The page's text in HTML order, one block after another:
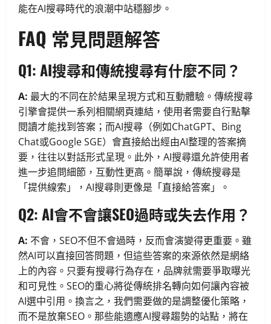
能在AI搜尋時代的浪潮中站穩腳步。
FAQ 常見問題解答
Q1: AI搜尋和傳統搜尋有什麼不同？
A: 最大的不同在於結果呈現方式和互動體驗。傳統搜尋
引擎會提供一系列相關網頁連結，使用者需要自行點擊
閱讀才能找到答案；而AI搜尋（例如ChatGPT、Bing
Chat或Google SGE）會直接給出經由AI整理的答案摘
要，往往以對話形式呈現。此外，AI搜尋還允許使用者
進一步追問細節，互動性更高。簡單說，傳統搜尋是
「提供線索」，AI搜尋則更像是「直接給答案」。
Q2: AI會不會讓SEO過時或失去作用？
A: 不會，SEO不但不會過時，反而會演變得更重要。雖
然AI可以直接回答問題，但這些答案的來源依然是網絡
上的內容。只要有搜尋行為存在，品牌就需要爭取曝光
和可見性。SEO的重心將從傳統排名轉向如何讓內容被
AI選中引用。換言之，我們需要做的是調整優化策略，
而不是放棄SEO。那些能適應AI搜尋趨勢的站點，將在